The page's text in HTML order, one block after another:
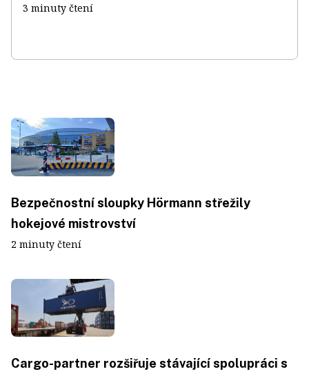
3 minuty čtení
Bezpečnostní sloupky Hörmann střežily
hokejové mistrovství
2 minuty čtení
Cargo-partner rozšiřuje stávající spolupráci s